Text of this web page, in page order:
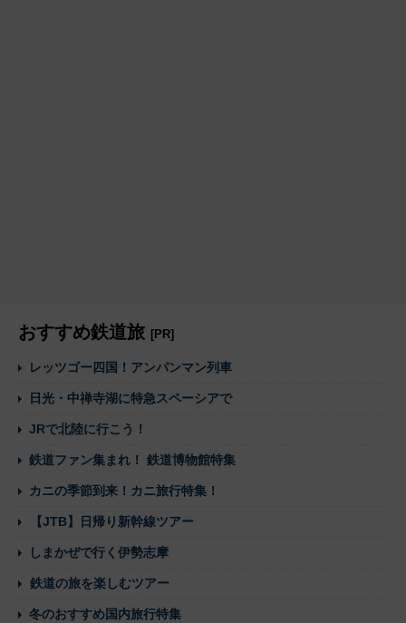
おすすめ鉄道旅 [PR]
レッツゴー四国！アンパンマン列車
日光・中禅寺湖に特急スペーシアで
JRで北陸に行こう！
鉄道ファン集まれ！ 鉄道博物館特集
カニの季節到来！カニ旅行特集！
【JTB】日帰り新幹線ツアー
しまかぜで行く伊勢志摩
鉄道の旅を楽しむツアー
冬のおすすめ国内旅行特集